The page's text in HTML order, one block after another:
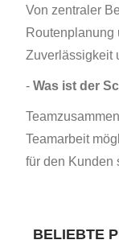
Von zentraler
Routenplanung
Zuverlässigkeit
- Was ist der
Teamarbeit
für den Kunden
BELIEBTE